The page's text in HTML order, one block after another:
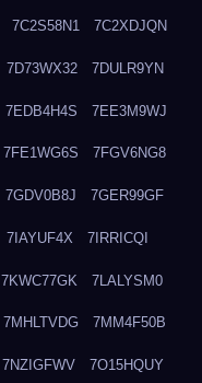
7C2S58N1 7C2XDJQN
7D73WX32 7DULR9YN
7EDB4H4S 7EE3M9WJ
7FE1WG6S 7FGV6NG8
7GDV0B8J 7GER99GF
7IAYUF4X 7IRRICQI
7KWC77GK 7LALYSM0
7MHLTVDG 7MM4F50B
7NZIGFWV 7O15HQUY